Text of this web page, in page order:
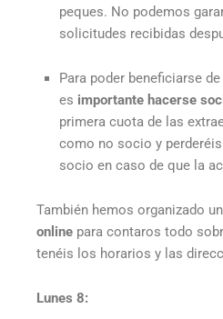
peques. No podemos
solicitudes recibidas
Para poder beneficiarse
es importante hacerse
primera cuota de las
como no socio y
socio en caso de que la
También hemos organizado
online para contaros todo
tenéis los horarios y las
Lunes 8: